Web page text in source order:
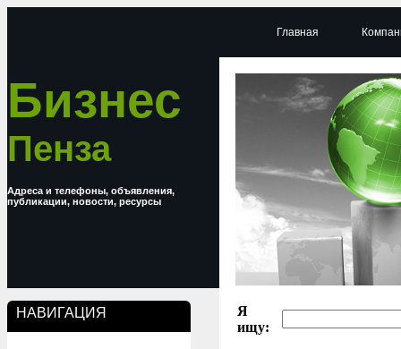
Бизнес
Пенза
Адреса и телефоны, объявления,
публикации, новости, ресурсы
НАВИГАЦИЯ
Главная
Я
ищу: